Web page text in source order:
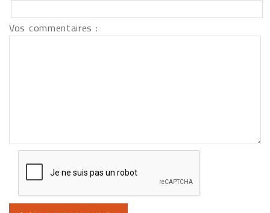
Vos commentaires :